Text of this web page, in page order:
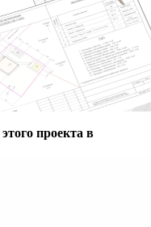
этого проекта в